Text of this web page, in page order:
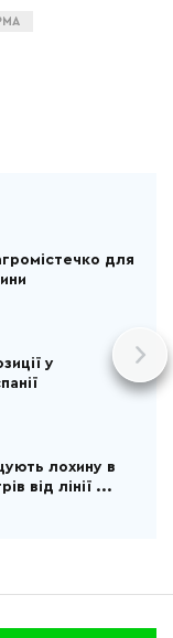
для
у
лохину в
від лінії ...